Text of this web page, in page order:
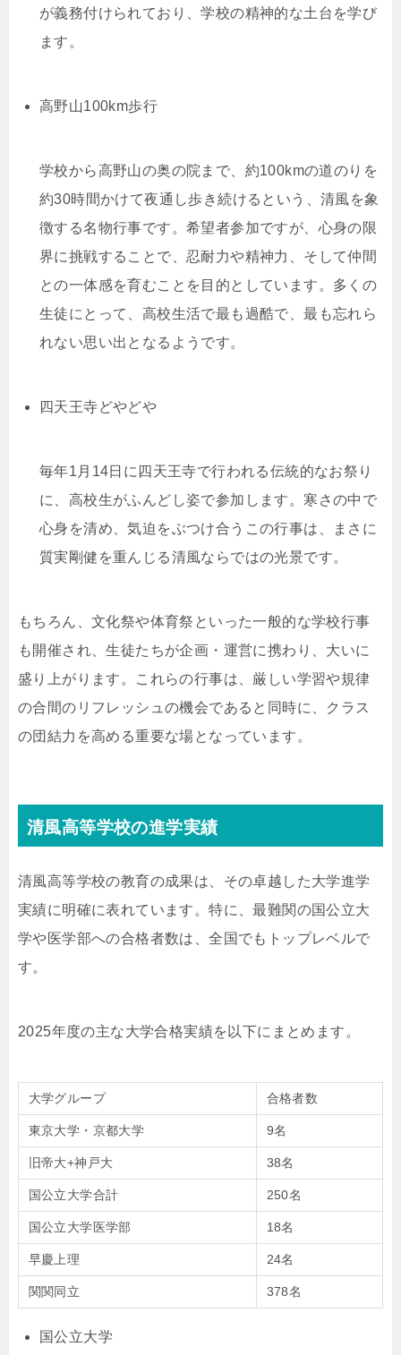
が義務付けられており、学校の精神的な土台を学び
ます。
高野山100km歩行
学校から高野山の奥の院まで、約100kmの道のりを
約30時間かけて夜通し歩き続けるという、清風を象
徴する名物行事です。希望者参加ですが、心身の限
界に挑戦することで、忍耐力や精神力、そして仲間
との一体感を育むことを目的としています。多くの
生徒にとって、高校生活で最も過酷で、最も忘れら
れない思い出となるようです。
四天王寺どやどや
毎年1月14日に四天王寺で行われる伝統的なお祭り
に、高校生がふんどし姿で参加します。寒さの中で
心身を清め、気迫をぶつけ合うこの行事は、まさに
質実剛健を重んじる清風ならではの光景です。
もちろん、文化祭や体育祭といった一般的な学校行事
も開催され、生徒たちが企画・運営に携わり、大いに
盛り上がります。これらの行事は、厳しい学習や規律
の合間のリフレッシュの機会であると同時に、クラス
の団結力を高める重要な場となっています。
清風高等学校の進学実績
清風高等学校の教育の成果は、その卓越した大学進学
実績に明確に表れています。特に、最難関の国公立大
学や医学部への合格者数は、全国でもトップレベルで
す。
2025年度の主な大学合格実績を以下にまとめます。
大学グループ 合格者数
東京大学・京都大学 9名
旧帝大+神戸大 38名
国公立大学合計 250名
国公立大学医学部 18名
早慶上理 24名
関関同立 378名
国公立大学